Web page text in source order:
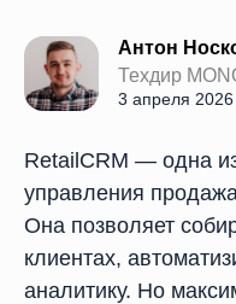
Антон
Техдир
3 апреля 2026
RetailCRM — одна
управления
Она позволяет
клиентах,
аналитику. Но